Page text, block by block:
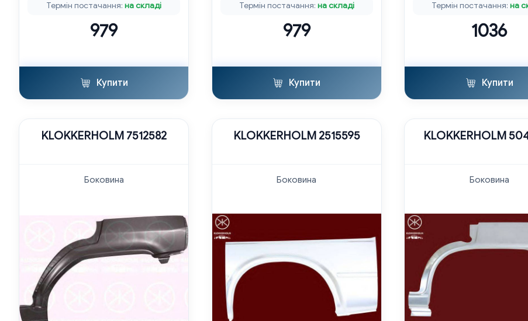
Термін постачання:на складі
979
Купити
Термін постачання: на складі
979
Купити
Термін постачання:на
1036
Купити
KLOKKERHOLM 7512582
Боковина
KLOKKERHOLM 2515595
Боковина
KLOKKERHOLM
Боковина